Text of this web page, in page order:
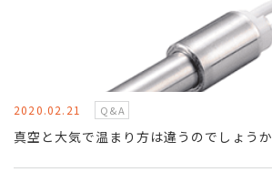
2020.02.21 Q&A
真空と大気で温まり方は違うのでしょうか